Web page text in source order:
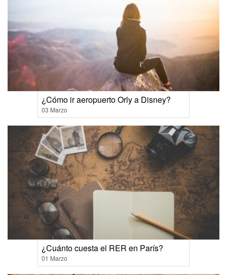
¿Cómo ir aeropuerto Orly a Disney?
03 Marzo
¿Cuánto cuesta el RER en París?
01 Marzo